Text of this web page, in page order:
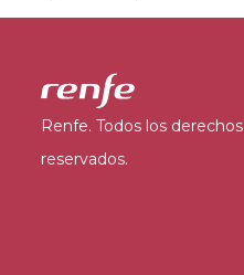
Renfe. Todos los derechos
reservados.